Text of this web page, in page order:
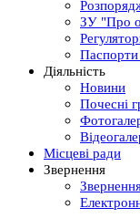
ЗУ "Про
Діяльність
Новини
Почесні
Місцеві ради
Звернення